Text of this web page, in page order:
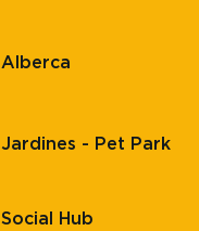
Alberca
Jardines - Pet Park
Social Hub